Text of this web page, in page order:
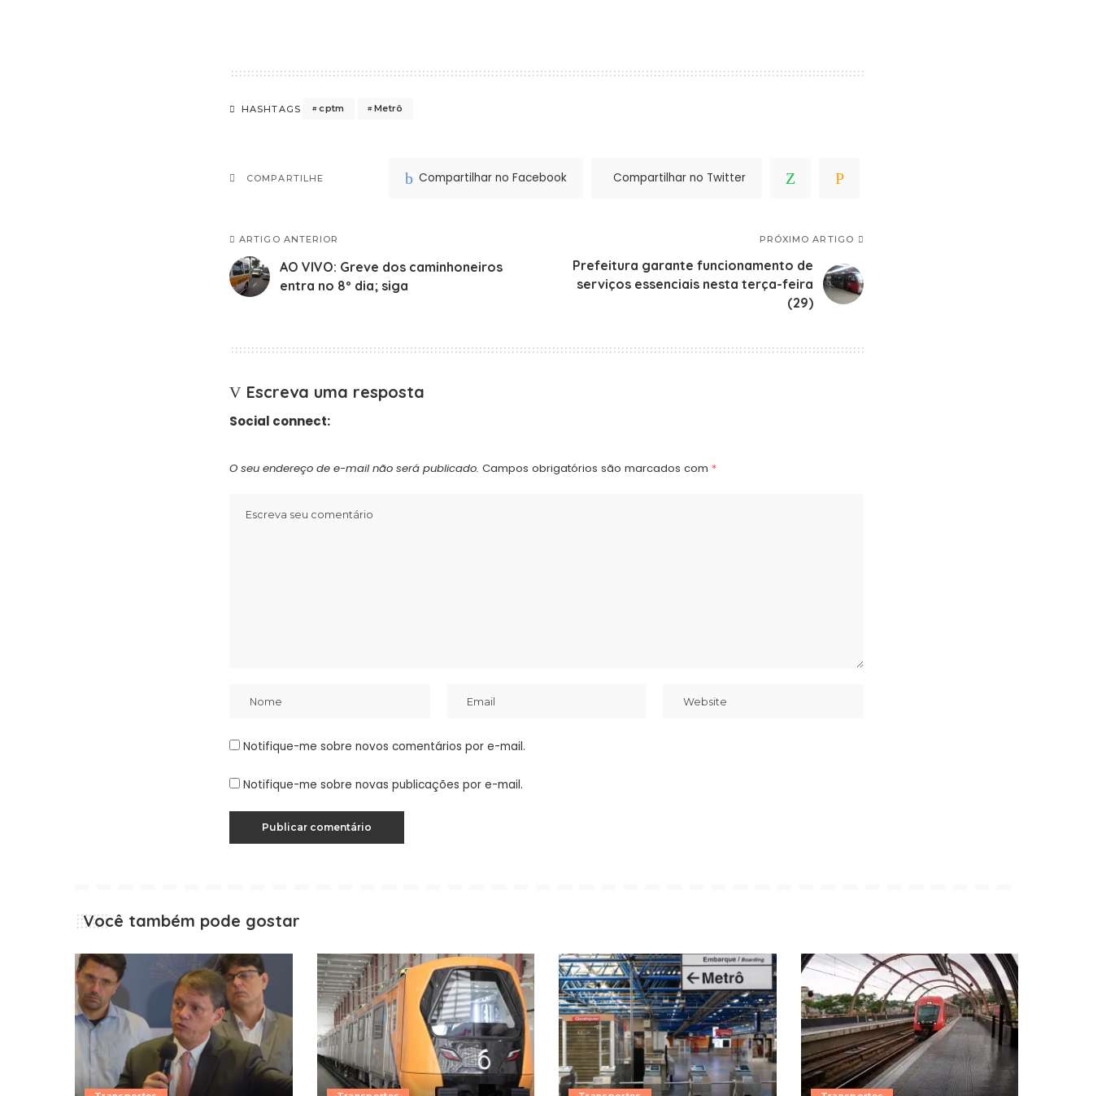
HASHTAGS cptm Metrô
COMPARTILHE Compartilhar no Facebook Compartilhar no Twitter
ARTIGO ANTERIOR
AO VIVO: Greve dos caminhoneiros
entra no 8º dia; siga
PRÓXIMO ARTIGO
Prefeitura garante funcionamento de
serviços essenciais nesta terça-feira
(29)
Escreva uma resposta
Social connect:
O seu endereço de e-mail não será publicado. Campos obrigatórios são marcados com *
Notifique-me sobre novos comentários por e-mail.
Notifique-me sobre novas publicações por e-mail.
Você também pode gostar